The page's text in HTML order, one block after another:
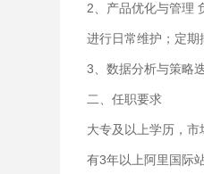
2、产品优化与管理
进行日常维护；定期
3、数据分析与策略
二、任职要求
大专及以上学历，市
有3年以上阿里国际